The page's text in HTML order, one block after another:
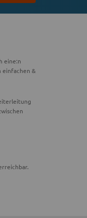
eine:n
einfachen &